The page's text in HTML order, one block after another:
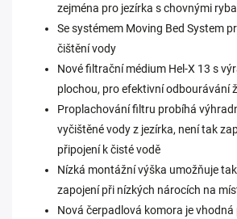
zejména pro jezírka s chovnými
Se systémem Moving Bed System
čištění vody
Nové filtrační médium Hel-X 13 s
plochou, pro efektivní odbourávání
Proplachování filtru probíhá
vyčištěné vody z jezírka, není tak
připojení k čisté vodě
Nízká montážní výška umožňuje
zapojení při nízkých nárocích na
Nová čerpadlová komora je vhodná